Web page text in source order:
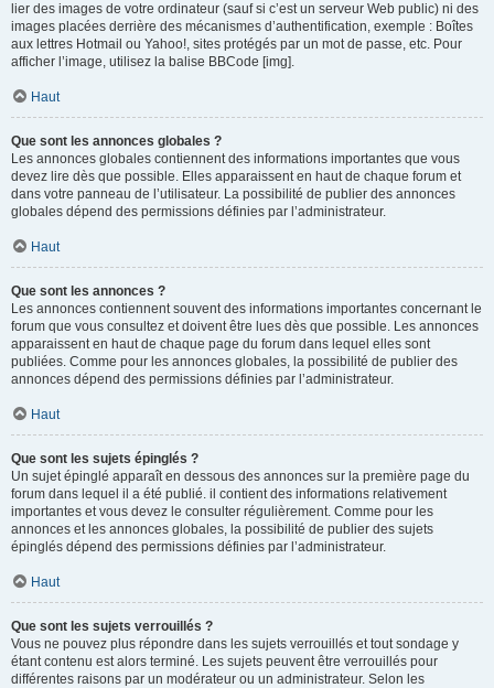
lier des images de votre ordinateur (sauf si c’est un serveur Web public) ni des
images placées derrière des mécanismes d’authentification, exemple : Boîtes
aux lettres Hotmail ou Yahoo!, sites protégés par un mot de passe, etc. Pour
afficher l’image, utilisez la balise BBCode [img].
Haut
Que sont les annonces globales ?
Les annonces globales contiennent des informations importantes que vous
devez lire dès que possible. Elles apparaissent en haut de chaque forum et
dans votre panneau de l’utilisateur. La possibilité de publier des annonces
globales dépend des permissions définies par l’administrateur.
Haut
Que sont les annonces ?
Les annonces contiennent souvent des informations importantes concernant le
forum que vous consultez et doivent être lues dès que possible. Les annonces
apparaissent en haut de chaque page du forum dans lequel elles sont
publiées. Comme pour les annonces globales, la possibilité de publier des
annonces dépend des permissions définies par l’administrateur.
Haut
Que sont les sujets épinglés ?
Un sujet épinglé apparaît en dessous des annonces sur la première page du
forum dans lequel il a été publié. il contient des informations relativement
importantes et vous devez le consulter régulièrement. Comme pour les
annonces et les annonces globales, la possibilité de publier des sujets
épinglés dépend des permissions définies par l’administrateur.
Haut
Que sont les sujets verrouillés ?
Vous ne pouvez plus répondre dans les sujets verrouillés et tout sondage y
étant contenu est alors terminé. Les sujets peuvent être verrouillés pour
différentes raisons par un modérateur ou un administrateur. Selon les